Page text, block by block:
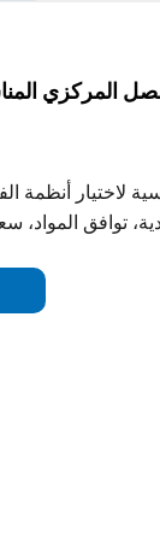
المركزي
لاختيار أنظمة
توافق المواد،
مثل فصل